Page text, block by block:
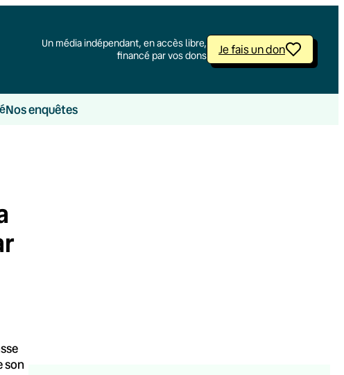
Un média indépendant, en accès libre,
financé par vos dons
Je fais un don
Nos enquêtes
son